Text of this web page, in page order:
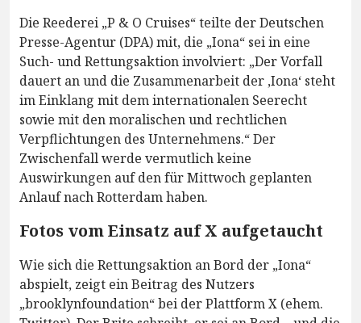
Die Reederei „P & O Cruises“ teilte der Deutschen
Presse-Agentur (DPA) mit, die „Iona“ sei in eine
Such- und Rettungsaktion involviert: „Der Vorfall
dauert an und die Zusammenarbeit der ‚Iona‘ steht
im Einklang mit dem internationalen Seerecht
sowie mit den moralischen und rechtlichen
Verpflichtungen des Unternehmens.“ Der
Zwischenfall werde vermutlich keine
Auswirkungen auf den für Mittwoch geplanten
Anlauf nach Rotterdam haben.
Fotos vom Einsatz auf X aufgetaucht
Wie sich die Rettungsaktion an Bord der „Iona“
abspielt, zeigt ein Beitrag des Nutzers
„brooklynfoundation“ bei der Plattform X (ehem.